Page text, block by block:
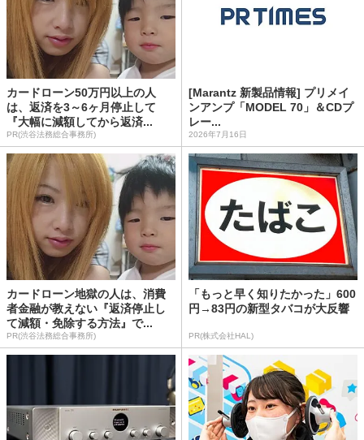
カードローン50万円以上の人
は、返済を3～6ヶ月停止して
『大幅に減額してから返済...
PR(渋谷法務総合事務所)
[Marantz 新製品情報] プリメイ
ンアンプ「MODEL 70」＆CDプ
レー...
2026年7月16日
カードローン地獄の人は、消費
者金融が教えない『返済停止し
て減額・免除する方法』で...
PR(渋谷法務総合事務所)
「もっと早く知りたかった」600
円→83円の新型タバコが大反響
PR(株式会社HAL)